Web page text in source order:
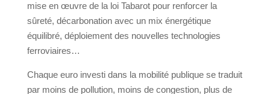
mise en œuvre de la loi Tabarot pour renforcer la
sûreté, décarbonation avec un mix énergétique
équilibré, déploiement des nouvelles technologies
ferroviaires…
Chaque euro investi dans la mobilité publique se traduit
par moins de pollution, moins de congestion, plus de